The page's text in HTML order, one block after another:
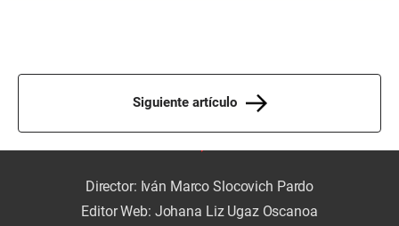
Siguiente artículo
Director: Iván Marco Slocovich Pardo
Editor Web: Johana Liz Ugaz Oscanoa